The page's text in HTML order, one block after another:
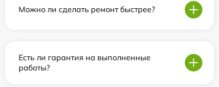
Можно ли сделать ремонт быстрее?
Есть ли гарантия на выполненные
работы?